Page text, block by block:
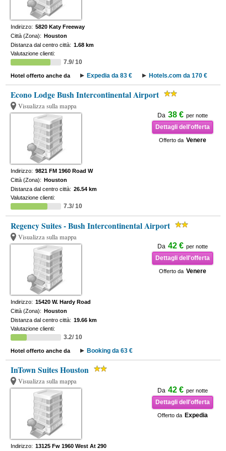
Indirizzo: 5820 Katy Freeway
Città (Zona): Houston
Distanza dal centro città: 1.68 km
Valutazione clienti:
7.9/ 10
Hotel offerto anche da Expedia da 83 € Hotels.com da 170 €
Econo Lodge Bush Intercontinental Airport
Visualizza sulla mappa
Da 38 € per notte
Dettagli dell'offerta
Offerto da Venere
Indirizzo: 9821 FM 1960 Road W
Città (Zona): Houston
Distanza dal centro città: 26.54 km
Valutazione clienti:
7.3/ 10
Regency Suites - Bush Intercontinental Airport
Visualizza sulla mappa
Da 42 € per notte
Dettagli dell'offerta
Offerto da Venere
Indirizzo: 15420 W. Hardy Road
Città (Zona): Houston
Distanza dal centro città: 19.66 km
Valutazione clienti:
3.2/ 10
Hotel offerto anche da Booking da 63 €
InTown Suites Houston
Visualizza sulla mappa
Da 42 € per notte
Dettagli dell'offerta
Offerto da Expedia
Indirizzo: 13125 Fw 1960 West At 290